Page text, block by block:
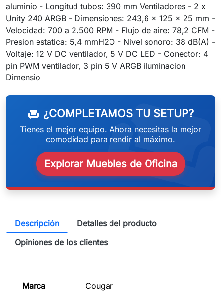
aluminio - Longitud tubos: 390 mm Ventiladores - 2 x
Unity 240 ARGB - Dimensiones: 243,6 x 125 x 25 mm -
Velocidad: 700 a 2.500 RPM - Flujo de aire: 78,2 CFM -
Presion estatica: 5,4 mmH2O - Nivel sonoro: 38 dB(A) -
Voltaje: 12 V DC ventilador, 5 V DC LED - Conector: 4
pin PWM ventilador, 3 pin 5 V ARGB iluminacion
Dimensio
chair ¿COMPLETAMOS TU SETUP?
Tienes el mejor equipo. Ahora necesitas la mejor
comodidad para rendir al máximo.
Explorar Muebles de Oficina
Descripción
Detalles del producto
Opiniones de los clientes
Marca Cougar